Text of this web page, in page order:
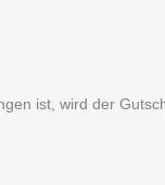
ist, wird der